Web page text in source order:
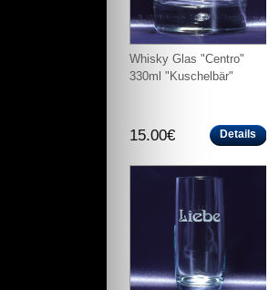
Whisky Glas "Centro"
330ml "Kuschelbär"
15.00€ Details